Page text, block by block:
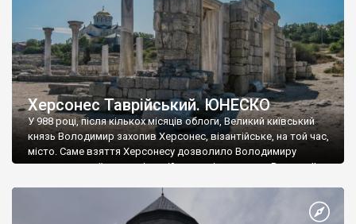
Херсонес Таврійський. ЮНЕСКО
У 988 році, після кількох місяців облоги, Великий київський
князь Володимир захопив Херсонес, візантійське, на той час,
місто. Саме взяття Херсонесу дозволило Володимиру
диктувати свої умови візантійському імператору Василю ІІ, та
Херсонесі Володимир-язичник, став Василем-християнином.
А потім було Хрещення Русі. На честь Херсонесу Таврійського